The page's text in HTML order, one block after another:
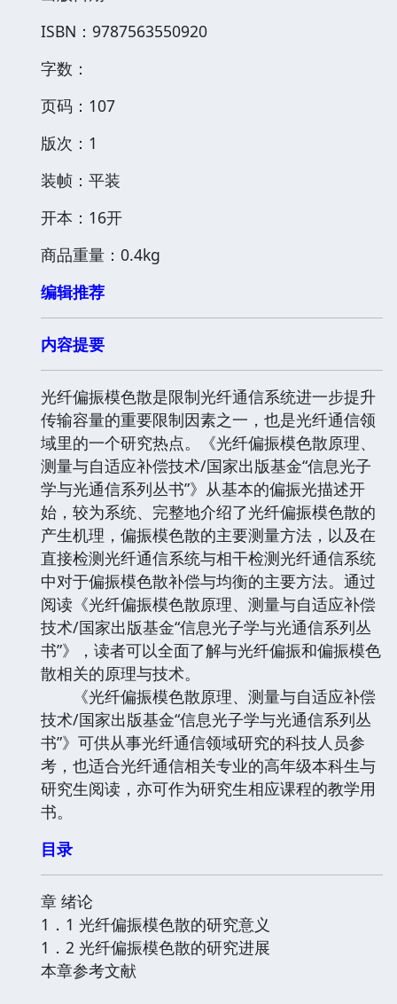
ISBN：9787563550920
字数：
页码：107
版次：1
装帧：平装
开本：16开
商品重量：0.4kg
编辑推荐
内容提要
光纤偏振模色散是限制光纤通信系统进一步提升
传输容量的重要限制因素之一，也是光纤通信领
域里的一个研究热点。《光纤偏振模色散原理、
测量与自适应补偿技术/国家出版基金“信息光子
学与光通信系列丛书”》从基本的偏振光描述开
始，较为系统、完整地介绍了光纤偏振模色散的
产生机理，偏振模色散的主要测量方法，以及在
直接检测光纤通信系统与相干检测光纤通信系统
中对于偏振模色散补偿与均衡的主要方法。通过
阅读《光纤偏振模色散原理、测量与自适应补偿
技术/国家出版基金“信息光子学与光通信系列丛
书”》，读者可以全面了解与光纤偏振和偏振模色
散相关的原理与技术。
《光纤偏振模色散原理、测量与自适应补偿
技术/国家出版基金“信息光子学与光通信系列丛
书”》可供从事光纤通信领域研究的科技人员参
考，也适合光纤通信相关专业的高年级本科生与
研究生阅读，亦可作为研究生相应课程的教学用
书。
目录
章 绪论
1．1 光纤偏振模色散的研究意义
1．2 光纤偏振模色散的研究进展
本章参考文献